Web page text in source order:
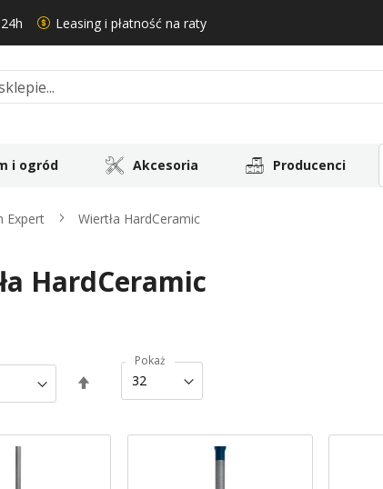
Leasing i płatność na raty
i ogród Akcesoria Producenci
Expert Wiertła HardCeramic
HardCeramic
kierunek
Pokaż